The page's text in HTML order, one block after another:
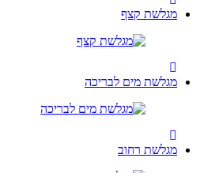
מגלשת קצף
מגלשת מים לבריכה
מגלשת רחוב